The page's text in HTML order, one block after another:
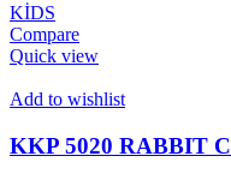
KİDS
Compare
Quick view
Add to wishlist
KKP 5020 RABBIT C